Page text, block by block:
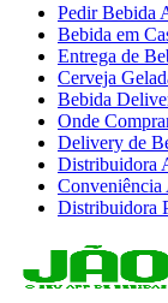
Pedir Bebida
Bebida em
Entrega de
Cerveja
Bebida
Onde
Delivery de
Distribuidora
Conveniência
Distribuidora